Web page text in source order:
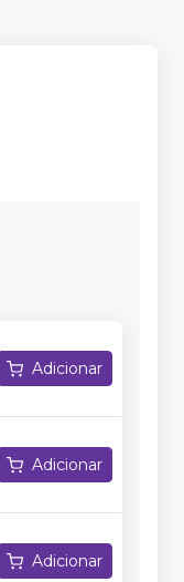
Adicionar
Adicionar
Adicionar